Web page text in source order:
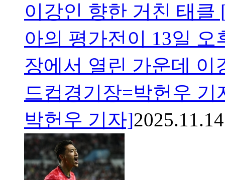
이강인 향한 거친 태클
아의 평가전이 13일
장에서 열린 가운데 이
드컵경기장=박헌우
박헌우 기자]